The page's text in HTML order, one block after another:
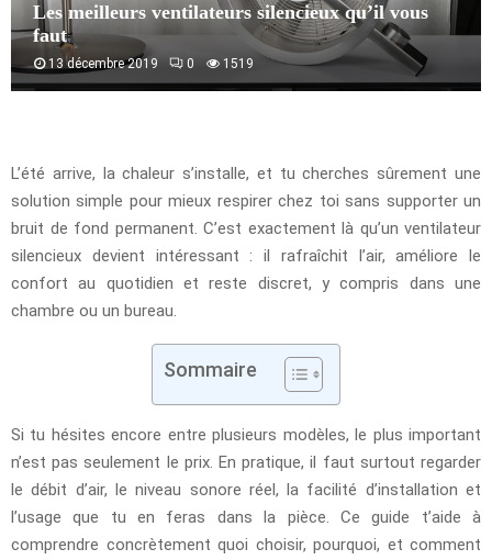
Les meilleurs ventilateurs silencieux qu’il vous
faut
13 décembre 2019 0 1519
L’été arrive, la chaleur s’installe, et tu cherches sûrement une
solution simple pour mieux respirer chez toi sans supporter un
bruit de fond permanent. C’est exactement là qu’un ventilateur
silencieux devient intéressant : il rafraîchit l’air, améliore le
confort au quotidien et reste discret, y compris dans une
chambre ou un bureau.
Sommaire
Si tu hésites encore entre plusieurs modèles, le plus important
n’est pas seulement le prix. En pratique, il faut surtout regarder
le débit d’air, le niveau sonore réel, la facilité d’installation et
l’usage que tu en feras dans la pièce. Ce guide t’aide à
comprendre concrètement quoi choisir, pourquoi, et comment